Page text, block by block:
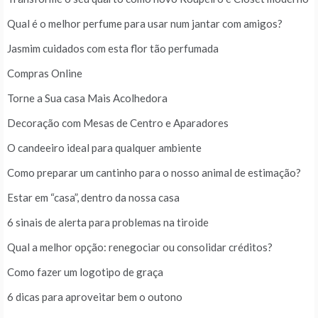
Qual é o melhor perfume para usar num jantar com amigos?
Jasmim cuidados com esta flor tão perfumada
Compras Online
Torne a Sua casa Mais Acolhedora
Decoração com Mesas de Centro e Aparadores
O candeeiro ideal para qualquer ambiente
Como preparar um cantinho para o nosso animal de estimação?
Estar em “casa”, dentro da nossa casa
6 sinais de alerta para problemas na tiroide
Qual a melhor opção: renegociar ou consolidar créditos?
Como fazer um logotipo de graça
6 dicas para aproveitar bem o outono